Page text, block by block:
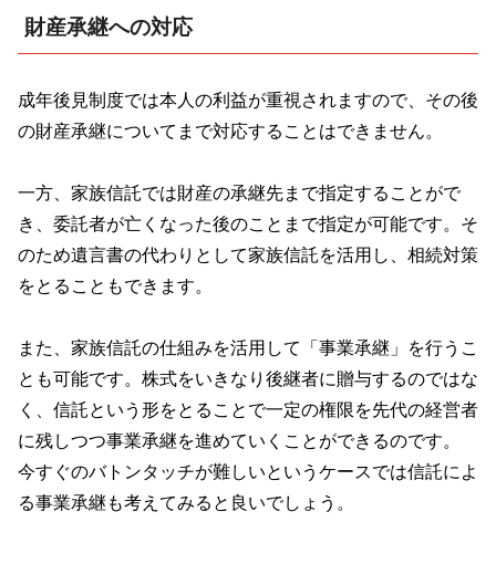
財産承継への対応
成年後見制度では本人の利益が重視されますので、その後
の財産承継についてまで対応することはできません。
一方、家族信託では財産の承継先まで指定することがで
き、委託者が亡くなった後のことまで指定が可能です。そ
のため遺言書の代わりとして家族信託を活用し、相続対策
をとることもできます。
また、家族信託の仕組みを活用して「事業承継」を行うこ
とも可能です。株式をいきなり後継者に贈与するのではな
く、信託という形をとることで一定の権限を先代の経営者
に残しつつ事業承継を進めていくことができるのです。
今すぐのバトンタッチが難しいというケースでは信託によ
る事業承継も考えてみると良いでしょう。